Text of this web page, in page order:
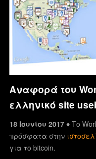
Αναφορά του
ελληνικό site
18 Ιουνίου 2017 ♦Το
πρόσφατα στην
για το bitcoin.